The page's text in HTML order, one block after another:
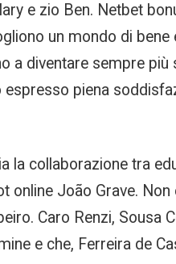
e zio Ben. Netbet
un mondo di bene
a diventare sempre più
piena
la collaborazione tra
João Grave. Non
Caro Renzi, Sousa
e che, Ferreira de